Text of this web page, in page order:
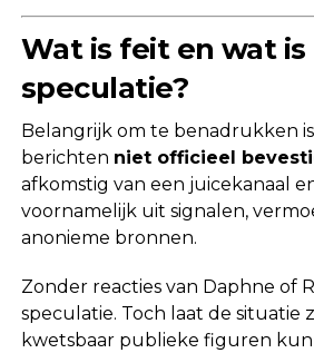
Wat is feit en wat is
speculatie?
Belangrijk om te benadrukken
berichten niet officieel
afkomstig van een juicekanaal
voornamelijk uit signalen,
anonieme bronnen.
Zonder reacties van Daphne of
speculatie. Toch laat de situatie
kwetsbaar publieke figuren